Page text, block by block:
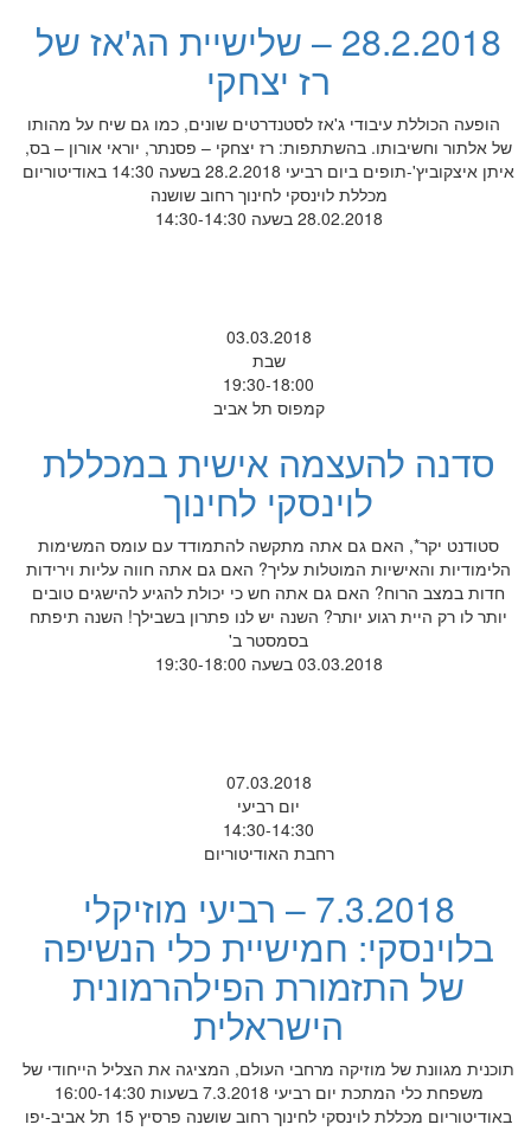
28.2.2018 – שלישיית הג'אז של
רז יצחקי
הופעה הכוללת עיבודי ג'אז לסטנדרטים שונים, כמו גם שיח על מהותו
של אלתור וחשיבותו. בהשתתפות: רז יצחקי – פסנתר, יוראי אורון – בס,
איתן איצקוביץ'-תופים ביום רביעי 28.2.2018 בשעה 14:30 באודיטוריום
מכללת לוינסקי לחינוך רחוב שושנה
28.02.2018 בשעה 14:30-14:30
03.03.2018
שבת
19:30-18:00
קמפוס תל אביב
סדנה להעצמה אישית במכללת
לוינסקי לחינוך
סטודנט יקר*, האם גם אתה מתקשה להתמודד עם עומס המשימות
הלימודיות והאישיות המוטלות עליך? האם גם אתה חווה עליות וירידות
חדות במצב הרוח? האם גם אתה חש כי יכולת להגיע להישגים טובים
יותר לו רק היית רגוע יותר? השנה יש לנו פתרון בשבילך! השנה תיפתח
בסמסטר ב'
03.03.2018 בשעה 19:30-18:00
07.03.2018
יום רביעי
14:30-14:30
רחבת האודיטוריום
7.3.2018 – רביעי מוזיקלי
בלוינסקי: חמישיית כלי הנשיפה
של התזמורת הפילהרמונית
הישראלית
תוכנית מגוונת של מוזיקה מרחבי העולם, המציגה את הצליל הייחודי של
משפחת כלי המתכת יום רביעי 7.3.2018 בשעות 16:00-14:30
באודיטוריום מכללת לוינסקי לחינוך רחוב שושנה פרסיץ 15 תל אביב-יפו